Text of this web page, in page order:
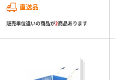
直送品
販売単位違いの商品が2商品あります